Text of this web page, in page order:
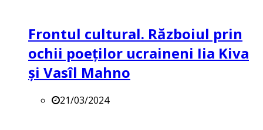
Frontul cultural. Războiul prin
ochii poeților ucraineni Iia Kiva
și Vasîl Mahno
21/03/2024